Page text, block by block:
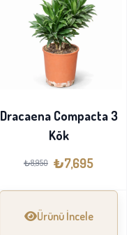
Dracaena Compacta 3
Kök
₺8,950 ₺7,695
Ürünü İncele